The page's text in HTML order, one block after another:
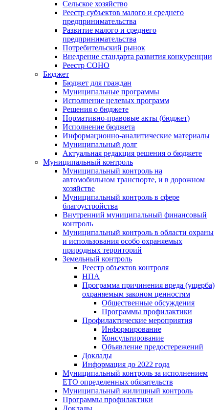
Сельское хозяйство
Реестр субъектов малого и среднего
предпринимательства
Развитие малого и среднего
предпринимательства
Потребительский рынок
Внедрение стандарта развития конкуренции
Реестр СОНО
Бюджет
Бюджет для граждан
Муниципальные программы
Исполнение целевых программ
Решения о бюджете
Нормативно-правовые акты (бюджет)
Исполнение бюджета
Информационно-аналитические материалы
Муниципальный долг
Актуальная редакция решения о бюджете
Муниципальный контроль
Муниципальный контроль на
автомобильном транспорте, и в дорожном
хозяйстве
Муниципальный контроль в сфере
благоустройства
Внутренний муниципальный финансовый
контроль
Муниципальный контроль в области охраны
и использования особо охраняемых
природных территорий
Земельный контроль
Реестр объектов контроля
НПА
Программа причинения вреда (ущерба)
охраняемым законом ценностям
Общественные обсуждения
Программы профилактики
Профилактические мероприятия
Информирование
Консультирование
Объявление предостережений
Доклады
Информация до 2022 года
Муниципальный контроль за исполнением
ЕТО определенных обязательств
Муниципальный жилищный контроль
Программы профилактики
Доклады